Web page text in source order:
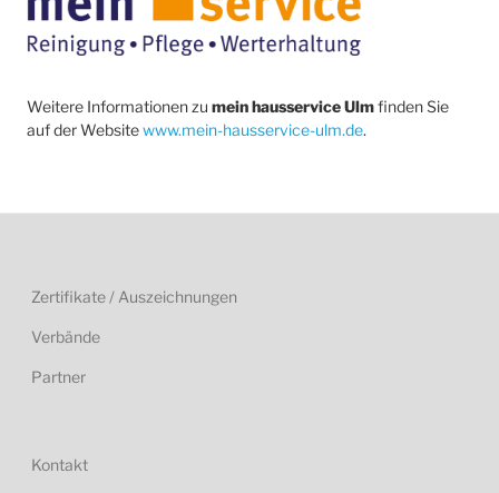
Weitere Informationen zu mein hausservice Ulmfinden Sie
auf der Websitewww.mein-hausservice-ulm.de.
Zertifikate / Auszeichnungen
Verbände
Partner
Kontakt